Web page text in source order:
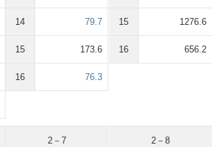
14 79.7
15 173.6
16 76.3
15 1276.6
16 656.2
2－7 2－8